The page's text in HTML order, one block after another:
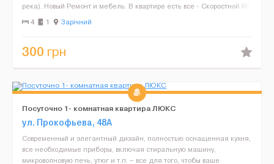
река). Новый Ремонт и мебель. В квартире есть все - Скоростной WI-
FI интернет TV-100 кан., кондиционер, к...
4 1 Зарічний
300 грн
Посуточно 1- комнатная квартира ЛЮКС
ул. Прокофьева, 48А
Современный и элегантный дизайн, полностью оснащенная кухня,
все необходимые приборы, включая стиральную машину,
микроволновую печь, утюг и т.п. – все для того, чтобы ваше